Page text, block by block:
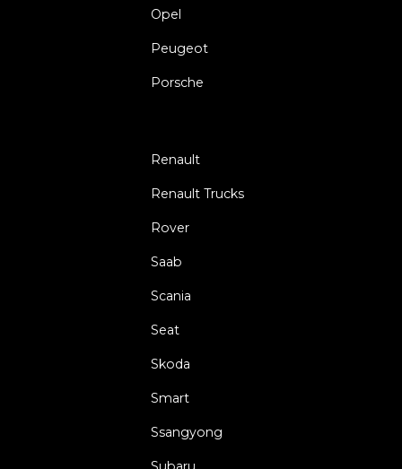
Opel
Peugeot
Porsche
Renault
Renault Trucks
Rover
Saab
Scania
Seat
Skoda
Smart
Ssangyong